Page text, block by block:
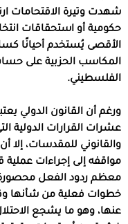
شهدت وتيرة الاقتحامات
حكومية أو استحقاقات
الأقصى يُستخدم أحيانًا
المكاسب الحزبية على
الفلسطيني.
ورغم أن القانون الدولي
عشرات القرارات الدولية
والقانوني للمقدسات، إلا
مواقفه إلى إجراءات عملية
معظم ردود الفعل محصورة
خطوات فعلية من شأنها
عنها، وهو ما يشجع